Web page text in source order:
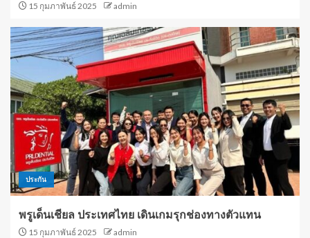
15 กุมภาพันธ์ 2025 admin
ประกัน
พรูเด็นเชียล ประเทศไทย เดินเกมรุกช่องทางตัวแทน
15 กุมภาพันธ์ 2025 admin